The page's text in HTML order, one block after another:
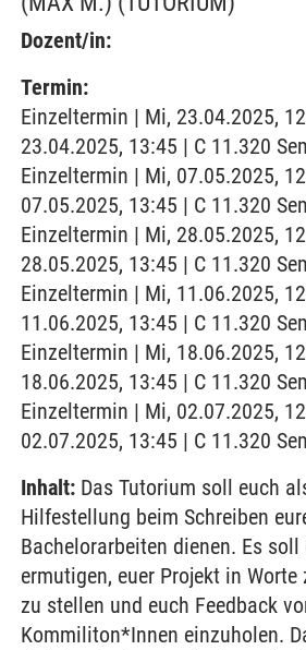
Dozent/in:
Termin:
Einzeltermin | Mi, 23.04.2025,
23.04.2025, 13:45 | C 11.320
Einzeltermin | Mi, 07.05.2025,
07.05.2025, 13:45 | C 11.320
Einzeltermin | Mi, 28.05.2025,
28.05.2025, 13:45 | C 11.320
Einzeltermin | Mi, 11.06.2025,
11.06.2025, 13:45 | C 11.320
Einzeltermin | Mi, 18.06.2025,
18.06.2025, 13:45 | C 11.320
Einzeltermin | Mi, 02.07.2025,
02.07.2025, 13:45 | C 11.320
Inhalt: Das Tutorium soll euch
Hilfestellung beim Schreiben
Bachelorarbeiten dienen. Es soll
ermutigen, euer Projekt in Worte
zu stellen und euch Feedback
Kommiliton*Innen einzuholen.